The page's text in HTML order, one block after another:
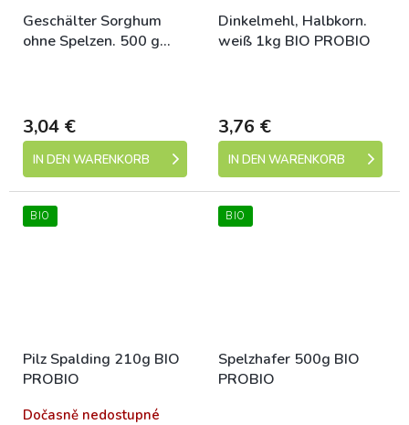
Geschälter Sorghum
ohne Spelzen. 500 g
3,04 €
IN DEN WARENKORB
Dinkelmehl, Halbkorn.
weiß 1kg BIO PROBIO
3,76 €
IN DEN WARENKORB
BIO
Pilz Spalding 210g BIO
PROBIO
Dočasně nedostupné
BIO
Spelzhafer 500g BIO
PROBIO